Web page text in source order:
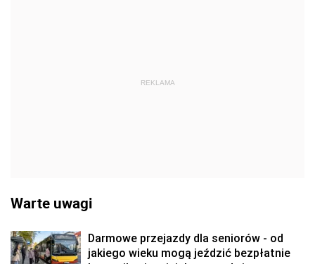
REKLAMA
Warte uwagi
Darmowe przejazdy dla seniorów - od
jakiego wieku mogą jeździć bezpłatnie